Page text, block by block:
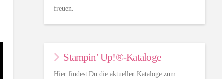
freuen.
Stampin’ Up!®-Kataloge
Hier findest Du die aktuellen Kataloge zum